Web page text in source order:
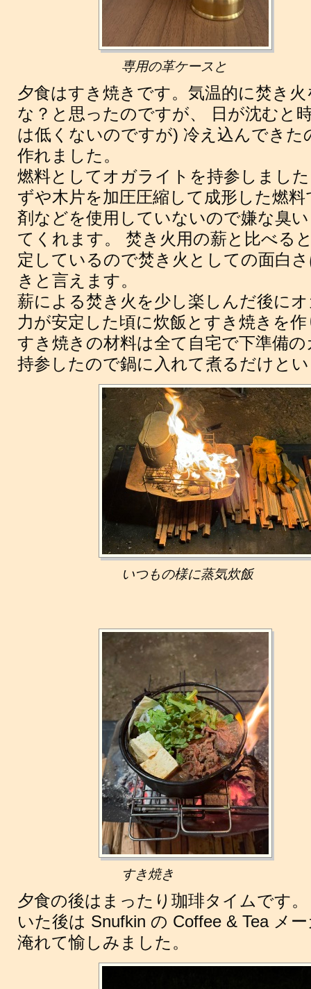
専用の革ケースと
夕食はすき焼きです。気温的に焚き
な？と思ったのですが、 日が沈むと
は低くないのですが) 冷え込んできた
作れました。
燃料としてオガライトを持参しまし
ずや木片を加圧圧縮して成形した燃
剤などを使用していないので嫌な臭
てくれます。 焚き火用の薪と比べる
定しているので焚き火としての面白
きと言えます。
薪による焚き火を少し楽しんだ後に
力が安定した頃に炊飯とすき焼きを
すき焼きの材料は全て自宅で下準備
持参したので鍋に入れて煮るだけと
いつもの様に蒸気炊飯
すき焼き
夕食の後はまったり珈琲タイムです
いた後は Snufkin の Coffee & Tea メ
淹れて愉しみました。